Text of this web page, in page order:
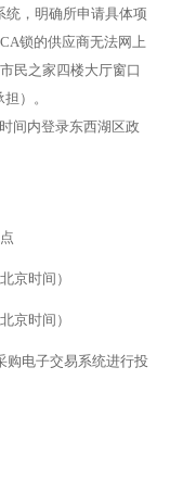
统，明确所申请具体项
锁的供应商无法网上
民之家四楼大厅窗口
）。
间内登录东西湖区政
京时间）
京时间）
购电子交易系统进行投